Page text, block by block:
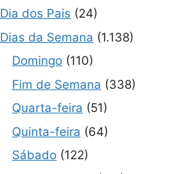
Dia dos Pais (24)
Dias da Semana (1.138)
Domingo (110)
Fim de Semana (338)
Quarta-feira (51)
Quinta-feira (64)
Sábado (122)